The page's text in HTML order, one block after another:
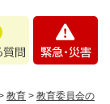
・
教育 > 教育委員会の